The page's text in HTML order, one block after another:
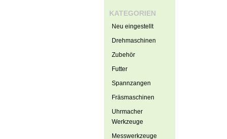
KATEGORIEN
Neu eingestellt
Drehmaschinen
Zubehör
Futter
Spannzangen
Fräsmaschinen
Uhrmacher
Werkzeuge
Messwerkzeuge